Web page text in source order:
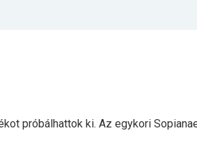
próbálhattok ki. Az egykori